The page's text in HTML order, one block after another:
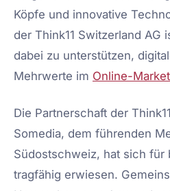
Köpfe und innovative
der Think11 Switzerland AG
dabei zu unterstützen,
Mehrwerte im Online-
Die Partnerschaft der
Somedia, dem führenden
Südostschweiz, hat sich für
tragfähig erwiesen.